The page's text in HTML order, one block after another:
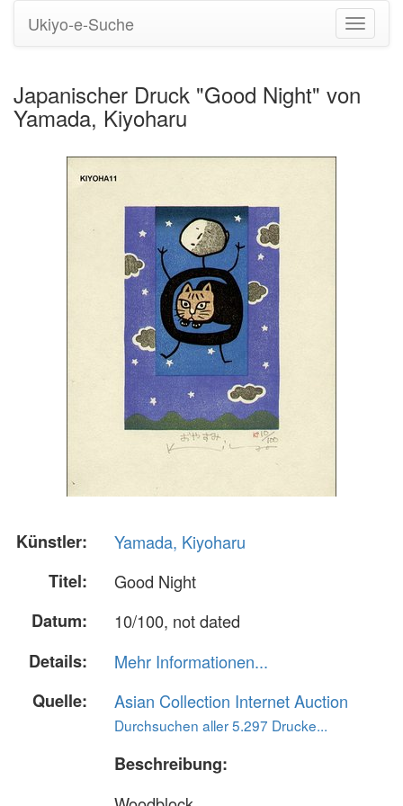
Ukiyo-e-Suche
Japanischer Druck "Good Night" von
Yamada, Kiyoharu
Künstler:
Yamada, Kiyoharu
Titel:
Good Night
Datum:
10/100, not dated
Details:
Mehr Informationen...
Quelle:
Asian Collection Internet Auction
Durchsuchen aller 5.297 Drucke...
Beschreibung: